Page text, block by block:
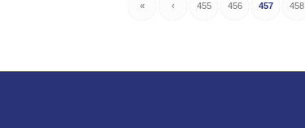
« ‹ 455 456 457 458